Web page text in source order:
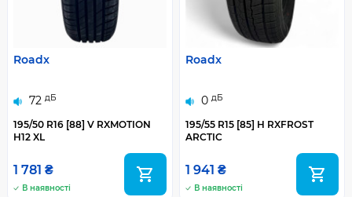
Roadx
72 дБ
195/50 R16 [88] V RXMOTION
H12 XL
1 781 ₴
В наявності
Roadx
0 дБ
195/55 R15 [85] H RXFROST
ARCTIC
1 941 ₴
В наявності